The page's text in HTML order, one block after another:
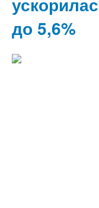
до 5,6%